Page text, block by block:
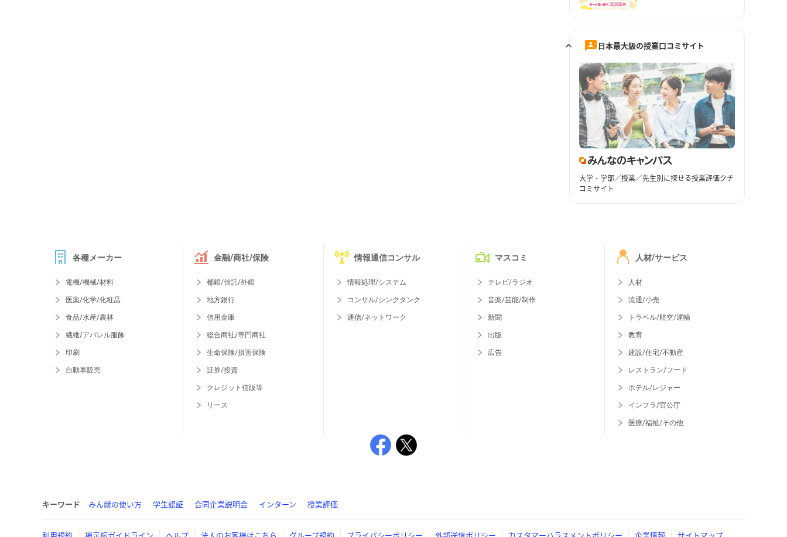
日本最大級の授業口コミサイト
大学・学部／授業／先生別に探せる授業評価クチ
コミサイト
各種メーカー
電機/機械/材料
医薬/化学/化粧品
食品/水産/農林
繊維/アパレル服飾
印刷
自動車販売
金融/商社/保険
都銀/信託/外銀
地方銀行
信用金庫
総合商社/専門商社
生命保険/損害保険
証券/投資
クレジット信販等
リース
情報通信コンサル
情報処理/システム
コンサル/シンクタンク
通信/ネットワーク
マスコミ
テレビ/ラジオ
音楽/芸能/制作
新聞
出版
広告
人材/サービス
人材
流通/小売
トラベル/航空/運輸
教育
建設/住宅/不動産
レストラン/フード
ホテル/レジャー
インフラ/官公庁
医療/福祉/その他
キーワード みん就の使い方 学生認証 合同企業説明会 インターン 授業評価